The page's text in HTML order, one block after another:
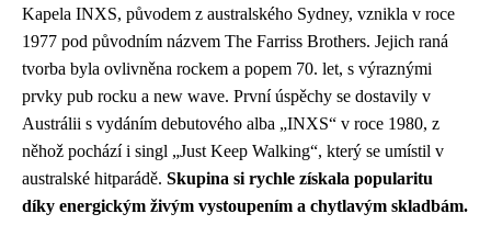
Kapela INXS, původem z australského Sydney, vznikla v roce
1977 pod původním názvem The Farriss Brothers. Jejich raná
tvorba byla ovlivněna rockem a popem 70. let, s výraznými
prvky pub rocku a new wave. První úspěchy se dostavily v
Austrálii s vydáním debutového alba „INXS“ v roce 1980, z
něhož pochází i singl „Just Keep Walking“, který se umístil v
australské hitparádě. Skupina si rychle získala popularitu
díky energickým živým vystoupením a chytlavým skladbám.